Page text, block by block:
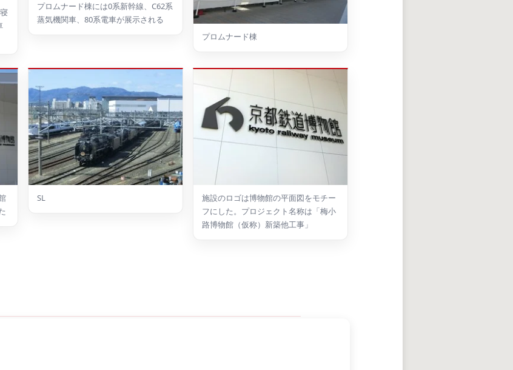
プロムナード棟には0系新幹線、C62系
蒸気機関車、80系電車が展示される
プロムナード棟
SL
施設のロゴは博物館の平面図をモチー
フにした。プロジェクト名称は「梅小
路博物館（仮称）新築他工事」